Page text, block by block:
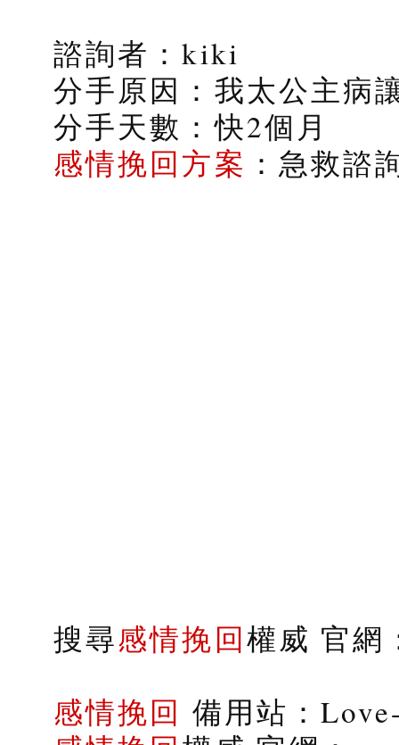
諮詢者：kiki
分手原因：我太公主病
分手天數：快2個月
感情挽回方案 ：急救諮
搜尋感情挽回權威 官網
感情挽回 備用站：